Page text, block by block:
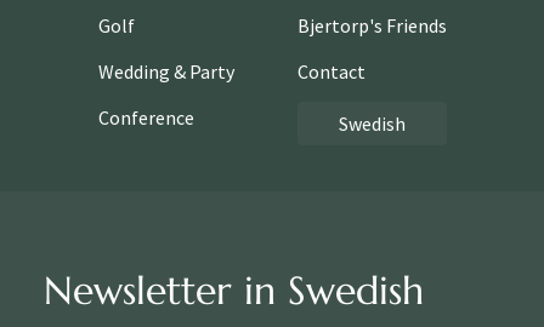
Golf
Wedding & Party
Conference
Bjertorp's Friends
Contact
Swedish
Newsletter in Swedish